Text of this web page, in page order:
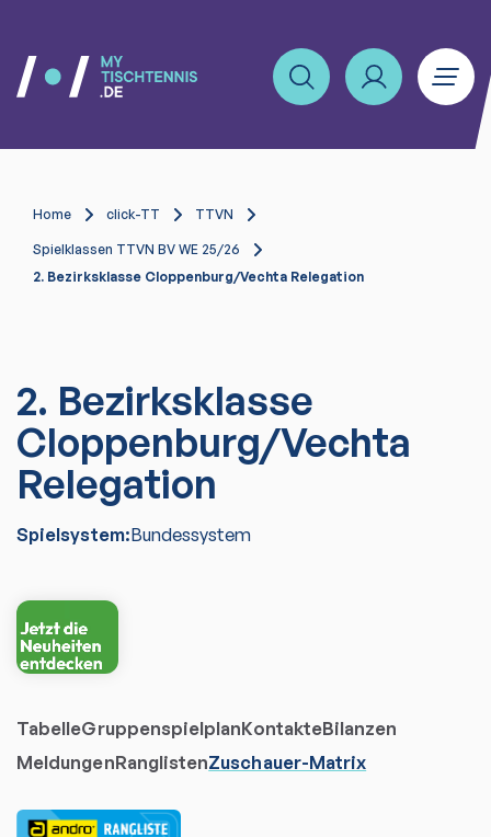
Home click-TT TTVN
Spielklassen TTVN BV WE 25/26
2. Bezirksklasse Cloppenburg/Vechta Relegation
2. Bezirksklasse
Cloppenburg/Vechta
Relegation
Spielsystem:Bundessystem
TabelleGruppenspielplanKontakteBilanzen
MeldungenRanglistenZuschauer-Matrix